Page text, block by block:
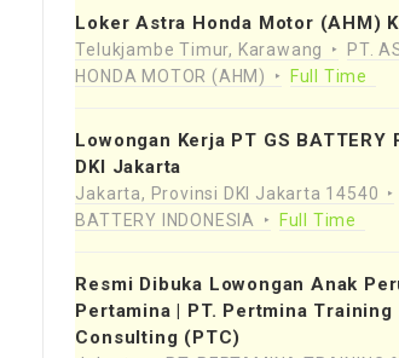
Loker Astra Honda Motor (AHM)
Telukjambe Timur, Karawang
PT.
HONDA MOTOR (AHM)
Full Time
Lowongan Kerja PT GS BATTERY
DKI Jakarta
Jakarta, Provinsi DKI Jakarta 14540
BATTERY INDONESIA
Full Time
Resmi Dibuka Lowongan Anak
Pertamina | PT. Pertmina Training
Consulting (PTC)